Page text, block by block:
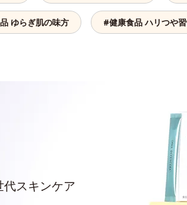
ゆらぎ肌の味方 #健康食品 ハリつや
代スキンケア